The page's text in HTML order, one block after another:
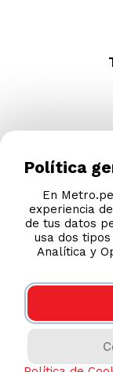
COMPRAS 100%
Esta tienda usa
electrónicas.
Política
En
experiencia
de tus datos
usa dos
Analítica y